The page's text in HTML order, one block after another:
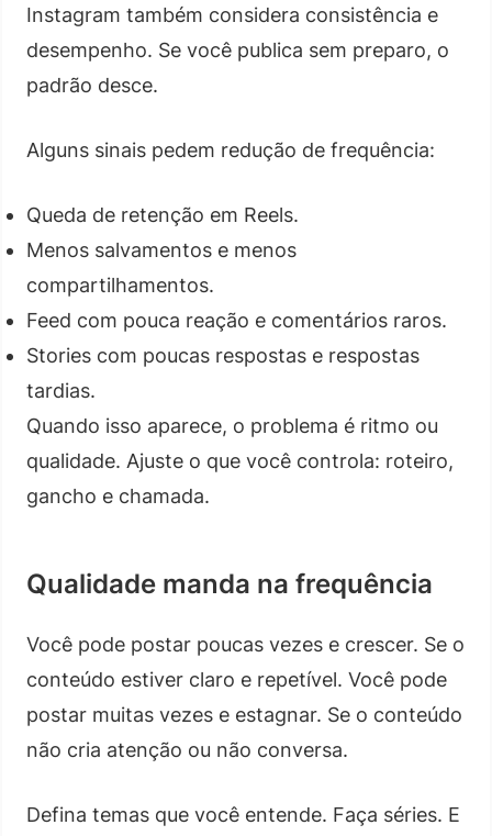
Instagram também considera consistência e
desempenho. Se você publica sem preparo, o
padrão desce.
Alguns sinais pedem redução de frequência:
Queda de retenção em Reels.
Menos salvamentos e menos
compartilhamentos.
Feed com pouca reação e comentários raros.
Stories com poucas respostas e respostas
tardias.
Quando isso aparece, o problema é ritmo ou
qualidade. Ajuste o que você controla: roteiro,
gancho e chamada.
Qualidade manda na frequência
Você pode postar poucas vezes e crescer. Se o
conteúdo estiver claro e repetível. Você pode
postar muitas vezes e estagnar. Se o conteúdo
não cria atenção ou não conversa.
Defina temas que você entende. Faça séries. E